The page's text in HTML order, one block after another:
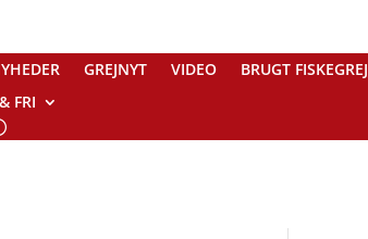
GREJNYT VIDEO BRUGT FISKEGREJ
FRI